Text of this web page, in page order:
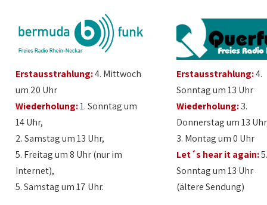
Erstausstrahlung:4. Mittwoch
um 20 Uhr
Wiederholung:1. Sonntag um
14 Uhr,
2. Samstag um 13 Uhr,
5. Freitag um 8 Uhr (nur im
Internet),
5. Samstag um 17 Uhr.
Erstausstrahlung:4.
Sonntag um 13 Uhr
Wiederholung:3.
Donnerstag um 13
3. Montag um 0 Uhr
Let´s hear it again:
Sonntag um 13 Uhr
(ältere Sendung)